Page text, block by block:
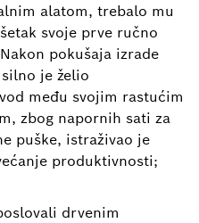
alatom, trebalo mu
svoje prve ručno
pokušaja izrade
je želio
među svojim rastućim
zbog napornih sati za
puške, istraživao je
produktivnosti;
drvenim